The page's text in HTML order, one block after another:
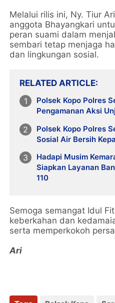
Melalui rilis ini, Ny. Tiur
anggota Bhayangkari
peran suami dalam
sembari tetap menjaga
dan lingkungan sosial.
RELATED ARTICLE
Polsek Kopo Polres
Pengamanan Aksi
Polsek Kopo Polres
Sosial Air Bersih
Hadapi Musim
Siapkan Layanan
110
Semoga semangat Idul
keberkahan dan
serta memperkokoh
Ari